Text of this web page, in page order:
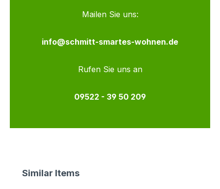
Mailen Sie uns:
info@schmitt-smartes-wohnen.de
Rufen Sie uns an
09522 - 39 50 209
Produktgalerie überspringen
Similar Items